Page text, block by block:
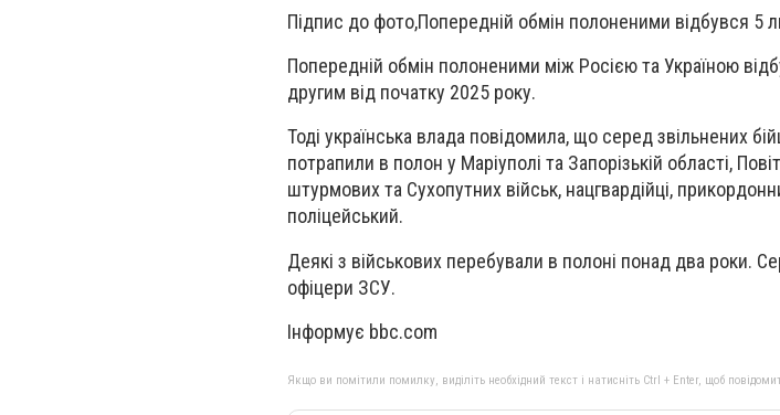
Підпис до фото,Попередній обмін полоненими відбувся 5
Попередній обмін полоненими між Росією та Україною
другим від початку 2025 року.
Тоді українська влада повідомила, що серед звільнених
потрапили в полон у Маріуполі та Запорізькій області,
штурмових та Сухопутних військ, нацгвардійці,
поліцейський.
Деякі з військових перебували в полоні понад два роки.
офіцери ЗСУ.
Інформує bbc.com
Якщо ви помітили помилку, виділіть необхідний текст і натисніть Ctrl + Enter, щоб